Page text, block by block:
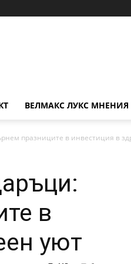
ВЕЛМАКС ЛУКС МНЕНИЯ
празниците в инвестиция в
в
уют